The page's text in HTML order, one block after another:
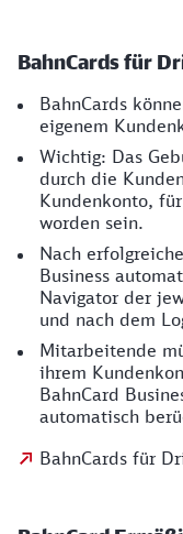
BahnCards für
BahnCards
eigenem
Wichtig: Das
durch die
Kundenkonto,
worden sein.
Nach
Business
Navigator der
und nach dem
Mitarbeitende
ihrem
BahnCard
automatisch
BahnCards für